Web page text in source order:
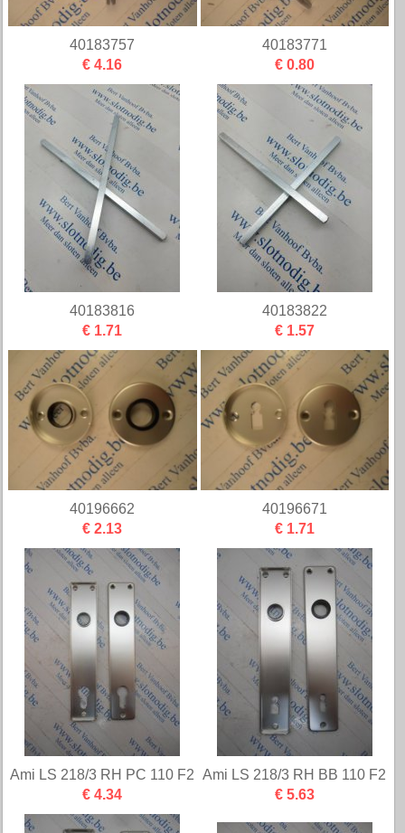
40183757
€ 4.16
40183771
€ 0.80
40183816
€ 1.71
40183822
€ 1.57
40196662
€ 2.13
40196671
€ 1.71
Ami LS 218/3 RH PC 110 F2
€ 4.34
Ami LS 218/3 RH BB 110 F2
€ 5.63